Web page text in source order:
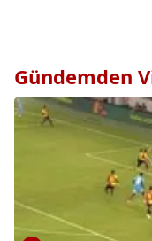
Gündemden